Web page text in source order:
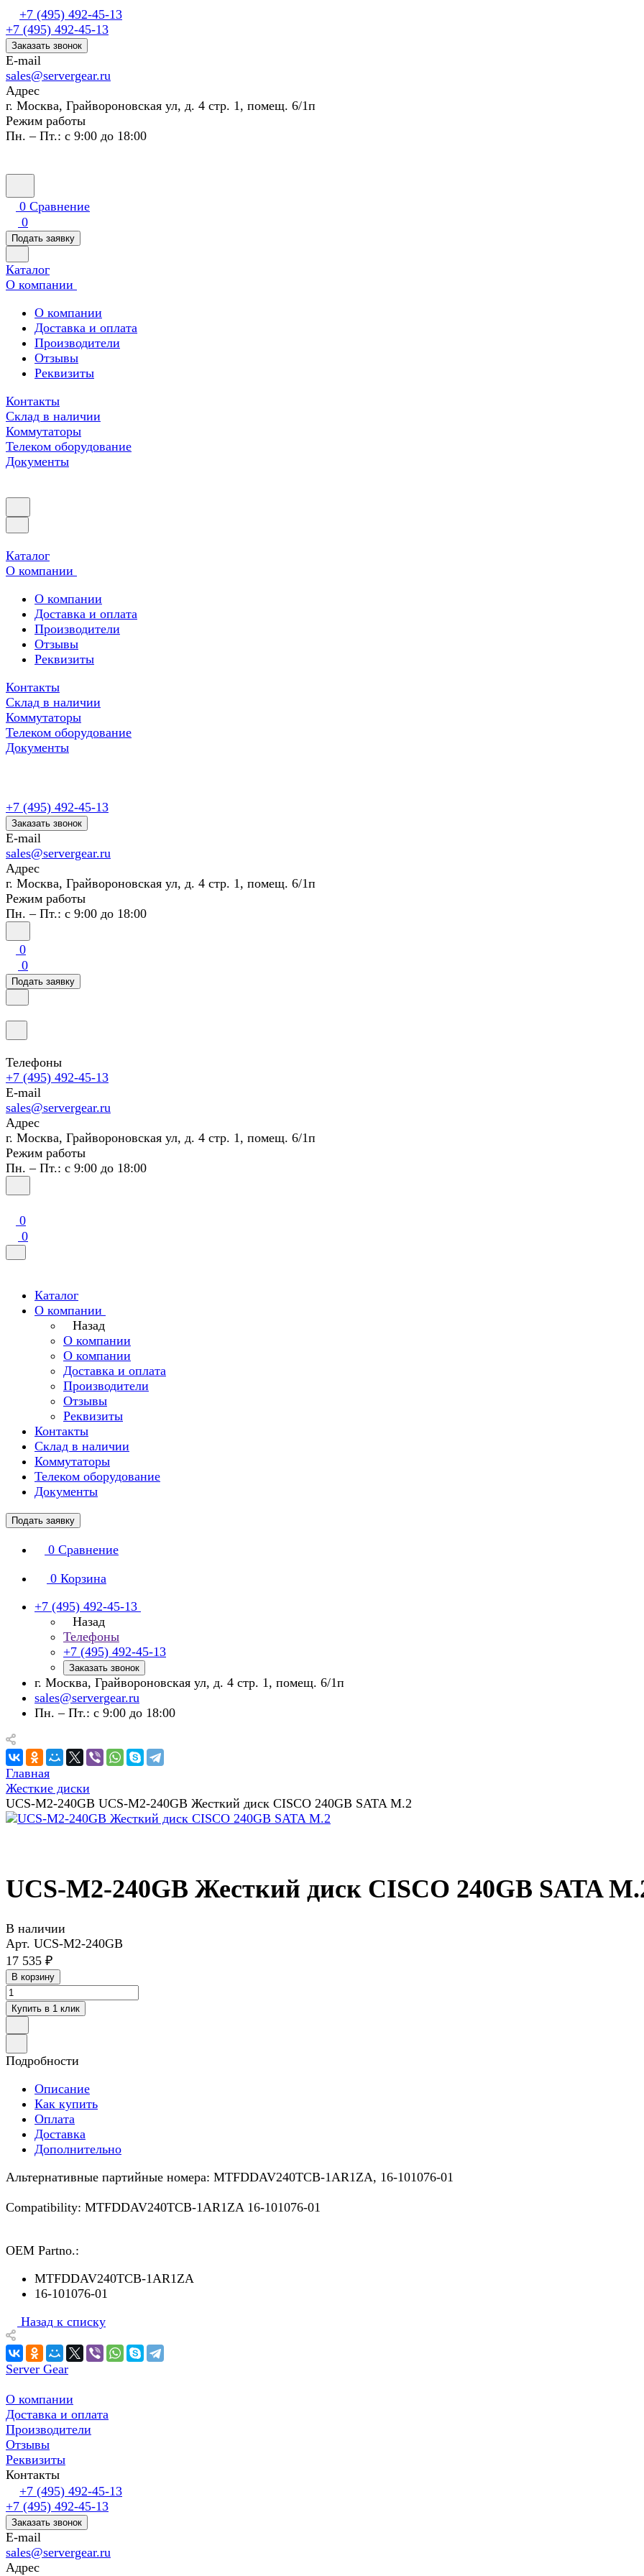
+7 (495) 492-45-13
+7 (495) 492-45-13
Заказать звонок
E-mail
sales@servergear.ru
Адрес
г. Москва, Грайвороновская ул, д. 4 стр. 1, помещ. 6/1п
Режим работы
Пн. – Пт.: с 9:00 до 18:00
0 Сравнение
0
Подать заявку
Каталог
О компании
О компании
Доставка и оплата
Производители
Отзывы
Реквизиты
Контакты
Склад в наличии
Коммутаторы
Телеком оборудование
Документы
Каталог
О компании
О компании
Доставка и оплата
Производители
Отзывы
Реквизиты
Контакты
Склад в наличии
Коммутаторы
Телеком оборудование
Документы
+7 (495) 492-45-13
Заказать звонок
E-mail
sales@servergear.ru
Адрес
г. Москва, Грайвороновская ул, д. 4 стр. 1, помещ. 6/1п
Режим работы
Пн. – Пт.: с 9:00 до 18:00
0
0
Подать заявку
Телефоны
+7 (495) 492-45-13
E-mail
sales@servergear.ru
Адрес
г. Москва, Грайвороновская ул, д. 4 стр. 1, помещ. 6/1п
Режим работы
Пн. – Пт.: с 9:00 до 18:00
0
0
Каталог
О компании
Назад
О компании
О компании
Доставка и оплата
Производители
Отзывы
Реквизиты
Контакты
Склад в наличии
Коммутаторы
Телеком оборудование
Документы
Подать заявку
0 Сравнение
0 Корзина
+7 (495) 492-45-13
Назад
Телефоны
+7 (495) 492-45-13
Заказать звонок
г. Москва, Грайвороновская ул, д. 4 стр. 1, помещ. 6/1п
sales@servergear.ru
Пн. – Пт.: с 9:00 до 18:00
Главная
Жесткие диски
UCS-M2-240GB UCS-M2-240GB Жесткий диск CISCO 240GB SATA M.2
UCS-M2-240GB Жесткий диск CISCO 240GB SATA
В наличии
Арт. UCS-M2-240GB
17 535 ₽
В корзину
Купить в 1 клик
Подробности
Описание
Как купить
Оплата
Доставка
Дополнительно
Альтернативные партийные номера: MTFDDAV240TCB-1AR1ZA, 16-101076-01
Compatibility: MTFDDAV240TCB-1AR1ZA 16-101076-01
OEM Partno.:
MTFDDAV240TCB-1AR1ZA
16-101076-01
Назад к списку
Server Gear
О компании
Доставка и оплата
Производители
Отзывы
Реквизиты
Контакты
+7 (495) 492-45-13
+7 (495) 492-45-13
Заказать звонок
E-mail
sales@servergear.ru
Адрес